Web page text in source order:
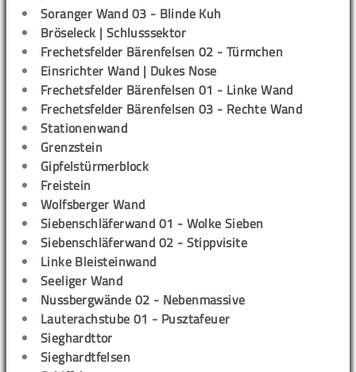
Soranger Wand 03 - Blinde Kuh
Bröseleck | Schlusssektor
Frechetsfelder Bärenfelsen 02 - Türmchen
Einsrichter Wand | Dukes Nose
Frechetsfelder Bärenfelsen 01 - Linke Wand
Frechetsfelder Bärenfelsen 03 - Rechte Wand
Stationenwand
Grenzstein
Gipfelstürmerblock
Freistein
Wolfsberger Wand
Siebenschläferwand 01 - Wolke Sieben
Siebenschläferwand 02 - Stippvisite
Linke Bleisteinwand
Seeliger Wand
Nussbergwände 02 - Nebenmassive
Lauterachstube 01 - Pusztafeuer
Sieghardttor
Sieghardtfelsen